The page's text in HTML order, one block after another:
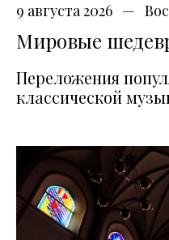
9 августа 2026
Мировые
Переложения
классической